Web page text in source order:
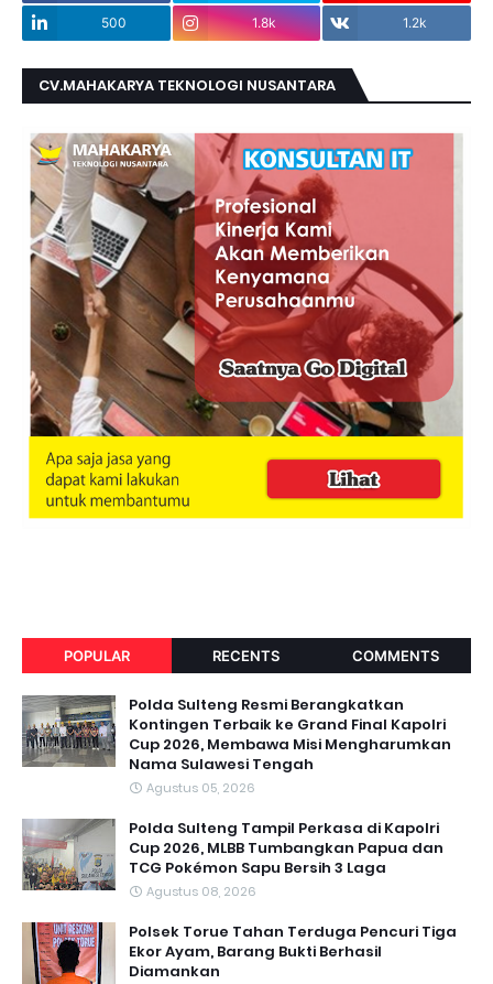
500 1.8k 1.2k
CV.MAHAKARYA TEKNOLOGI NUSANTARA
POPULAR RECENTS COMMENTS
Polda Sulteng Resmi Berangkatkan
Kontingen Terbaik ke Grand Final Kapolri
Cup 2026, Membawa Misi Mengharumkan
Nama Sulawesi Tengah
Agustus 05, 2026
Polda Sulteng Tampil Perkasa di Kapolri
Cup 2026, MLBB Tumbangkan Papua dan
TCG Pokémon Sapu Bersih 3 Laga
Agustus 08, 2026
Polsek Torue Tahan Terduga Pencuri Tiga
Ekor Ayam, Barang Bukti Berhasil
Diamankan